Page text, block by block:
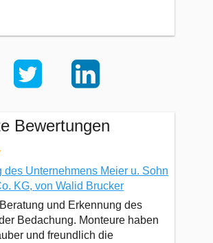
Bewertungen
des Unternehmens Meier u. Sohn
KG, von Walid Brucker
und Erkennung des
Bedachung. Monteure haben
und freundlich die